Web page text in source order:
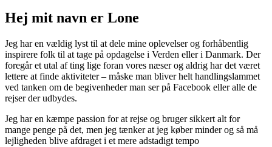
Hej mit navn er Lone
Jeg har en vældig lyst til at dele mine oplevelser og forhåbentlig
inspirere folk til at tage på opdagelse i Verden eller i Danmark. Der
foregår et utal af ting lige foran vores næser og aldrig har det været
lettere at finde aktiviteter – måske man bliver helt handlingslammet
ved tanken om de begivenheder man ser på Facebook eller alle de
rejser der udbydes.
Jeg har en kæmpe passion for at rejse og bruger sikkert alt for
mange penge på det, men jeg tænker at jeg køber minder og så må
lejligheden blive afdraget i et mere adstadigt tempo